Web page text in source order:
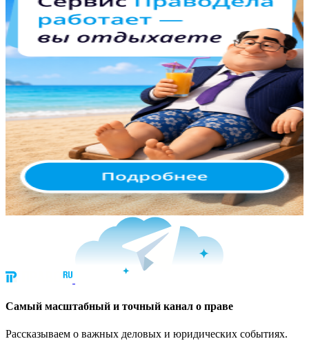
Cамый масштабный и точный канал о праве
Рассказываем о важных деловых и юридических событиях.